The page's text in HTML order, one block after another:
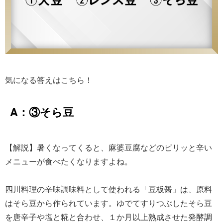
気になる答えはこちら！
A：③そら豆
【解説】暑くなってくると、麻婆豆腐などのピリッと辛い
メニューが食べたくなりますよね。
四川料理の辛味調味料として使われる「豆板醤」は、原料
はそら豆から作られています。ゆでてすりつぶしたそら豆
を唐辛子や塩と糀と合わせ、１か月以上熟成させた発酵調